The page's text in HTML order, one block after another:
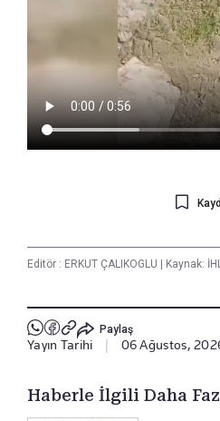
Editör : ERKUT ÇALIKOGLU Kaynak:
Paylaş
Yayın Tarihi 06 Ağustos,
Haberle İlgili Daha